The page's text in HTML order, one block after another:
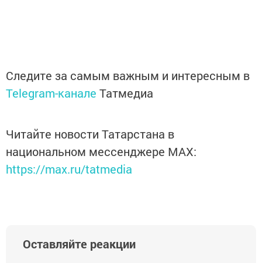
Следите за самым важным и интересным в
Telegram-канале Татмедиа
Читайте новости Татарстана в
национальном мессенджере MАХ:
https://max.ru/tatmedia
Оставляйте реакции